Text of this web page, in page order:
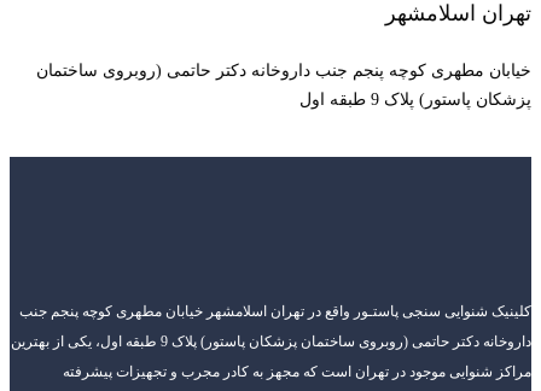
تهران اسلامشهر
خیابان مطهری کوچه پنجم جنب داروخانه دکتر حاتمی (روبروی ساختمان
پزشکان پاستور) پلاک 9 طبقه اول
کلینیک شنوایی سنجی پاستـور واقع در تهران اسلامشهر خیابان مطهری کوچه پنجم جنب
داروخانه دکتر حاتمی (روبروی ساختمان پزشکان پاستور) پلاک 9 طبقه اول، یکی از بهترین
مراکز شنوایی موجود در تهران است که مجهز به کادر مجرب و تجهیزات پیشرفته